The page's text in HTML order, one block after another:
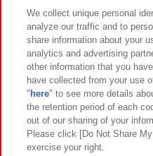
イベント・キャンペーン
関連会社 サステナ
プライバシーポリシー ウェ
お取引先さまとともに
We collect unique personal
analyze our traffic and to
share information about your
analytics and advertising
other information that you
have collected from your use
" here" to see more details
the retention period of each
out of our sharing of your
Please click [Do Not Share
exercise your right.